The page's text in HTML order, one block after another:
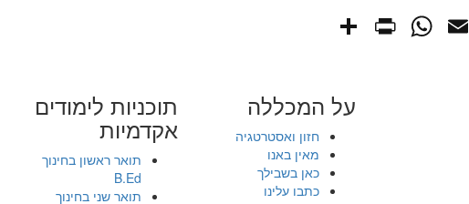
Facebook
Email
WhatsApp
PrintFriendly
על המכללה
חזון ואסטרטגיה
מאין באנו
כאן בשבילך
כתבו עלינו
תוכניות לימודים
אקדמיות
תואר ראשון בחינוך
B.Ed
תואר שני בחינוך